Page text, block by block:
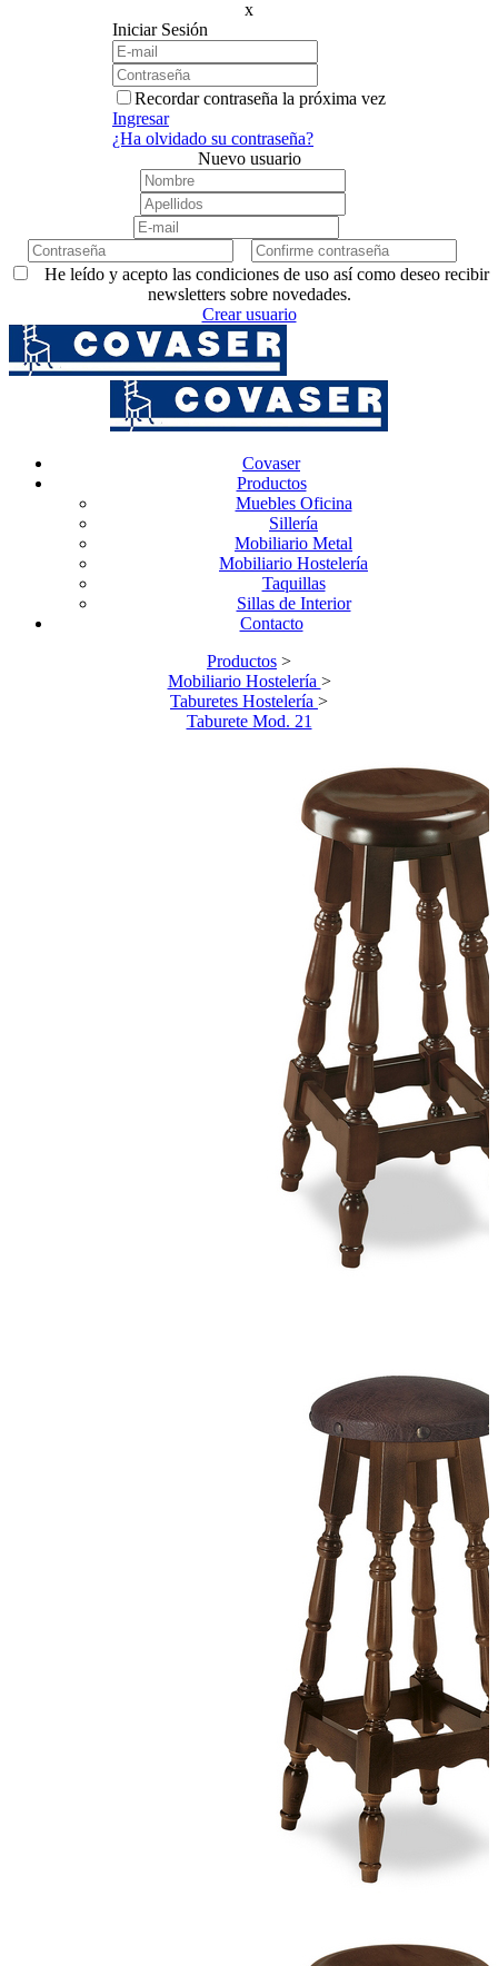
x
Iniciar Sesión
Recordar contraseña la próxima vez
Ingresar
¿Ha olvidado su contraseña?
Nuevo usuario
He leído y acepto las condiciones de uso así como deseo recibir
newsletters sobre novedades.
Crear usuario
Covaser
Productos
Muebles Oficina
Sillería
Mobiliario Metal
Mobiliario Hostelería
Taquillas
Sillas de Interior
Contacto
Productos >
Mobiliario Hostelería >
Taburetes Hostelería >
Taburete Mod. 21